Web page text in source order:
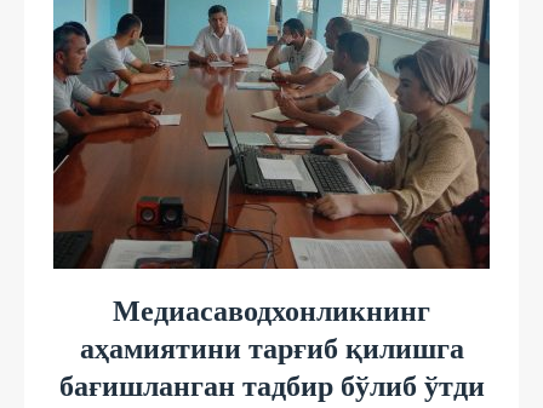
Медиасаводхонликнинг
аҳамиятини тарғиб қилишга
бағишланган тадбир бўлиб ўтди